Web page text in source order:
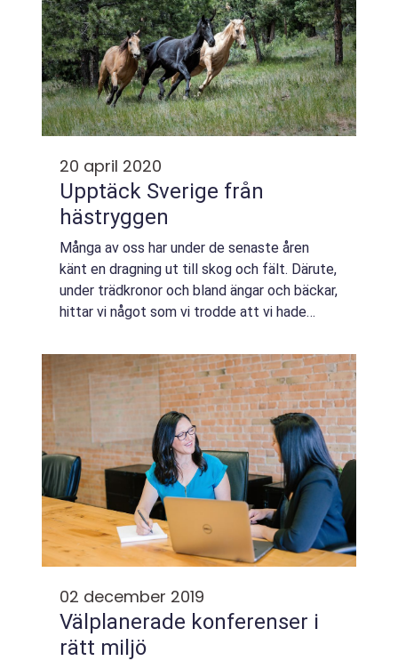
20 april 2020
Upptäck Sverige från
hästryggen
Många av oss har under de senaste åren
känt en dragning ut till skog och fält. Därute,
under trädkronor och bland ängar och bäckar,
hittar vi något som vi trodde att vi hade
02 december 2019
Välplanerade konferenser i
rätt miljö